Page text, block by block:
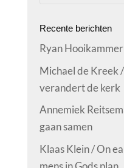
Recente berichten
Ryan
Michael de Kreek
verandert de kerk
Annemiek
gaan samen
Klaas Klein / On